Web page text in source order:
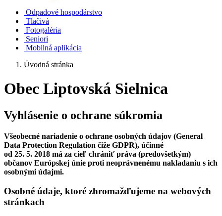
Odpadové hospodárstvo
Tlačivá
Fotogaléria
Seniori
Mobilná aplikácia
Úvodná stránka
Obec Liptovská Sielnica
Vyhlásenie o ochrane súkromia
Všeobecné nariadenie o ochrane osobných údajov (General
Data Protection Regulation čiže GDPR), účinné
od 25. 5. 2018 má za cieľ chrániť práva (predovšetkým)
občanov Európskej únie proti neoprávnenému nakladaniu s ich
osobnými údajmi.
Osobné údaje, ktoré zhromažďujeme na webových
stránkach